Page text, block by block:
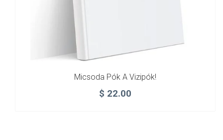
Micsoda Pók A Vizipók!
$ 22.00